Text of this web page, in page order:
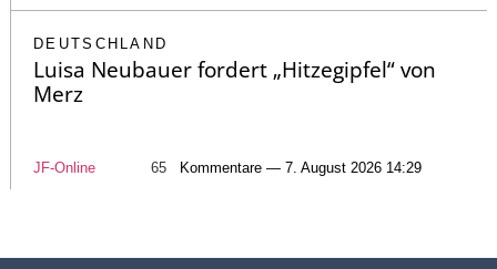
DEUTSCHLAND
Luisa Neubauer fordert „Hitzegipfel“ von
Merz
JF-Online 65 Kommentare — 7. August 2026 14:29